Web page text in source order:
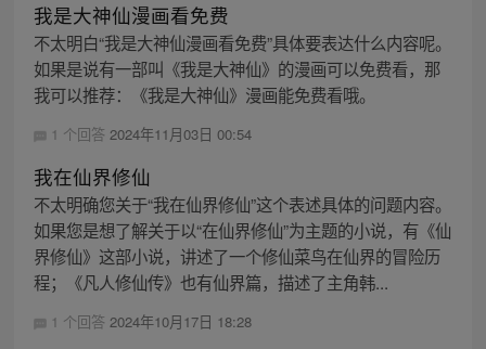
我是大神仙漫画看免费
不太明白“我是大神仙漫画看免费”具体要表达什么内容呢。
如果是说有一部叫《我是大神仙》的漫画可以免费看，那
我可以推荐：《我是大神仙》漫画能免费看哦。
1 个回答 2024年11月03日 00:54
我在仙界修仙
不太明确您关于“我在仙界修仙”这个表述具体的问题内容。
如果您是想了解关于以“在仙界修仙”为主题的小说，有《仙
界修仙》这部小说，讲述了一个修仙菜鸟在仙界的冒险历
程；《凡人修仙传》也有仙界篇，描述了主角韩...
1 个回答 2024年10月17日 18:28